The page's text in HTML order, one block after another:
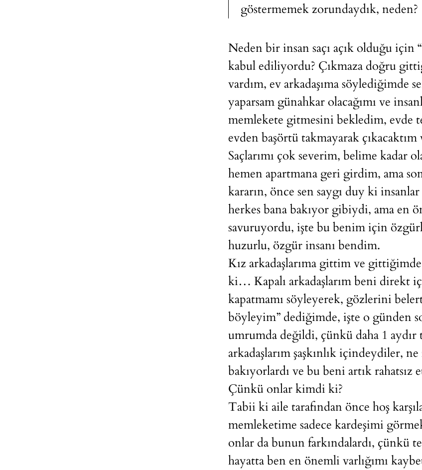
göstermemek zorundaydık, neden?
Neden bir insan saçı açık olduğu için
kabul ediliyordu? Çıkmaza doğru
vardım, ev arkadaşıma söylediğimde
yaparsam günahkar olacağımı ve
memlekete gitmesini bekledim, evde
evden başörtü takmayarak
Saçlarımı çok severim, belime kadar
hemen apartmana geri girdim, ama
kararın, önce sen saygı duy ki
herkes bana bakıyor gibiydi, ama en
savuruyordu, işte bu benim için
huzurlu, özgür insanı bendim.
Kız arkadaşlarıma gittim ve
ki… Kapalı arkadaşlarım beni direkt
kapatmamı söyleyerek, gözlerini
böyleyim” dediğimde, işte o günden
umrumda değildi, çünkü daha 1
arkadaşlarım şaşkınlık içindeydiler,
bakıyorlardı ve bu beni artık
Çünkü onlar kimdi ki?
Tabii ki aile tarafından önce hoş
memleketime sadece kardeşimi
onlar da bunun farkındalardı, çünkü
hayatta ben en önemli varlığımı